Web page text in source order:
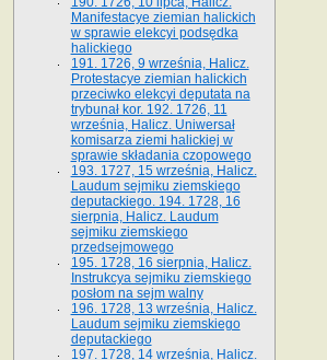
Manifestacye ziemian halickich
w sprawie elekcyi podsędka
halickiego
191. 1726, 9 września, Halicz.
Protestacye ziemian halickich
przeciwko elekcyi deputata na
trybunał kor. 192. 1726, 11
września, Halicz. Uniwersał
komisarza ziemi halickiej w
sprawie składania czopowego
193. 1727, 15 września, Halicz.
Laudum sejmiku ziemskiego
deputackiego. 194. 1728, 16
sierpnia, Halicz. Laudum
sejmiku ziemskiego
przedsejmowego
195. 1728, 16 sierpnia, Halicz.
Instrukcya sejmiku ziemskiego
posłom na sejm walny
196. 1728, 13 września, Halicz.
Laudum sejmiku ziemskiego
deputackiego
197. 1728, 14 września, Halicz.